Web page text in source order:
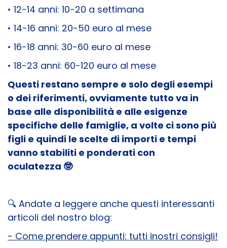
• 12-14 anni: 10-20 a settimana
• 14-16 anni: 20-50 euro al mese
• 16-18 anni: 30-60 euro al mese
• 18-23 anni: 60-120 euro al mese
Questi restano sempre e solo degli esempi
o dei riferimenti, ovviamente tutto va in
base alle disponibilità e alle esigenze
specifiche delle famiglie, a volte ci sono più
figli e quindi le scelte di importi e tempi
vanno stabiliti e ponderati con
oculatezza 🤓
🔍 Andate a leggere anche questi interessanti
articoli del nostro blog:
- Come prendere appunti: tutti inostri consigli!